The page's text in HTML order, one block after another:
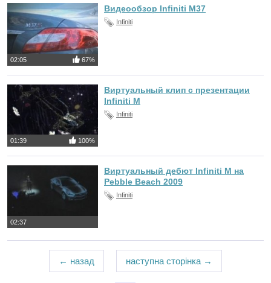
02:05 67%
Видеообзор Infiniti M37
Infiniti
01:39 100%
Виртуальный клип с презентации
Infiniti M
Infiniti
02:37
Виртуальный дебют Infiniti M на
Pebble Beach 2009
Infiniti
← назад наступна сторінка →